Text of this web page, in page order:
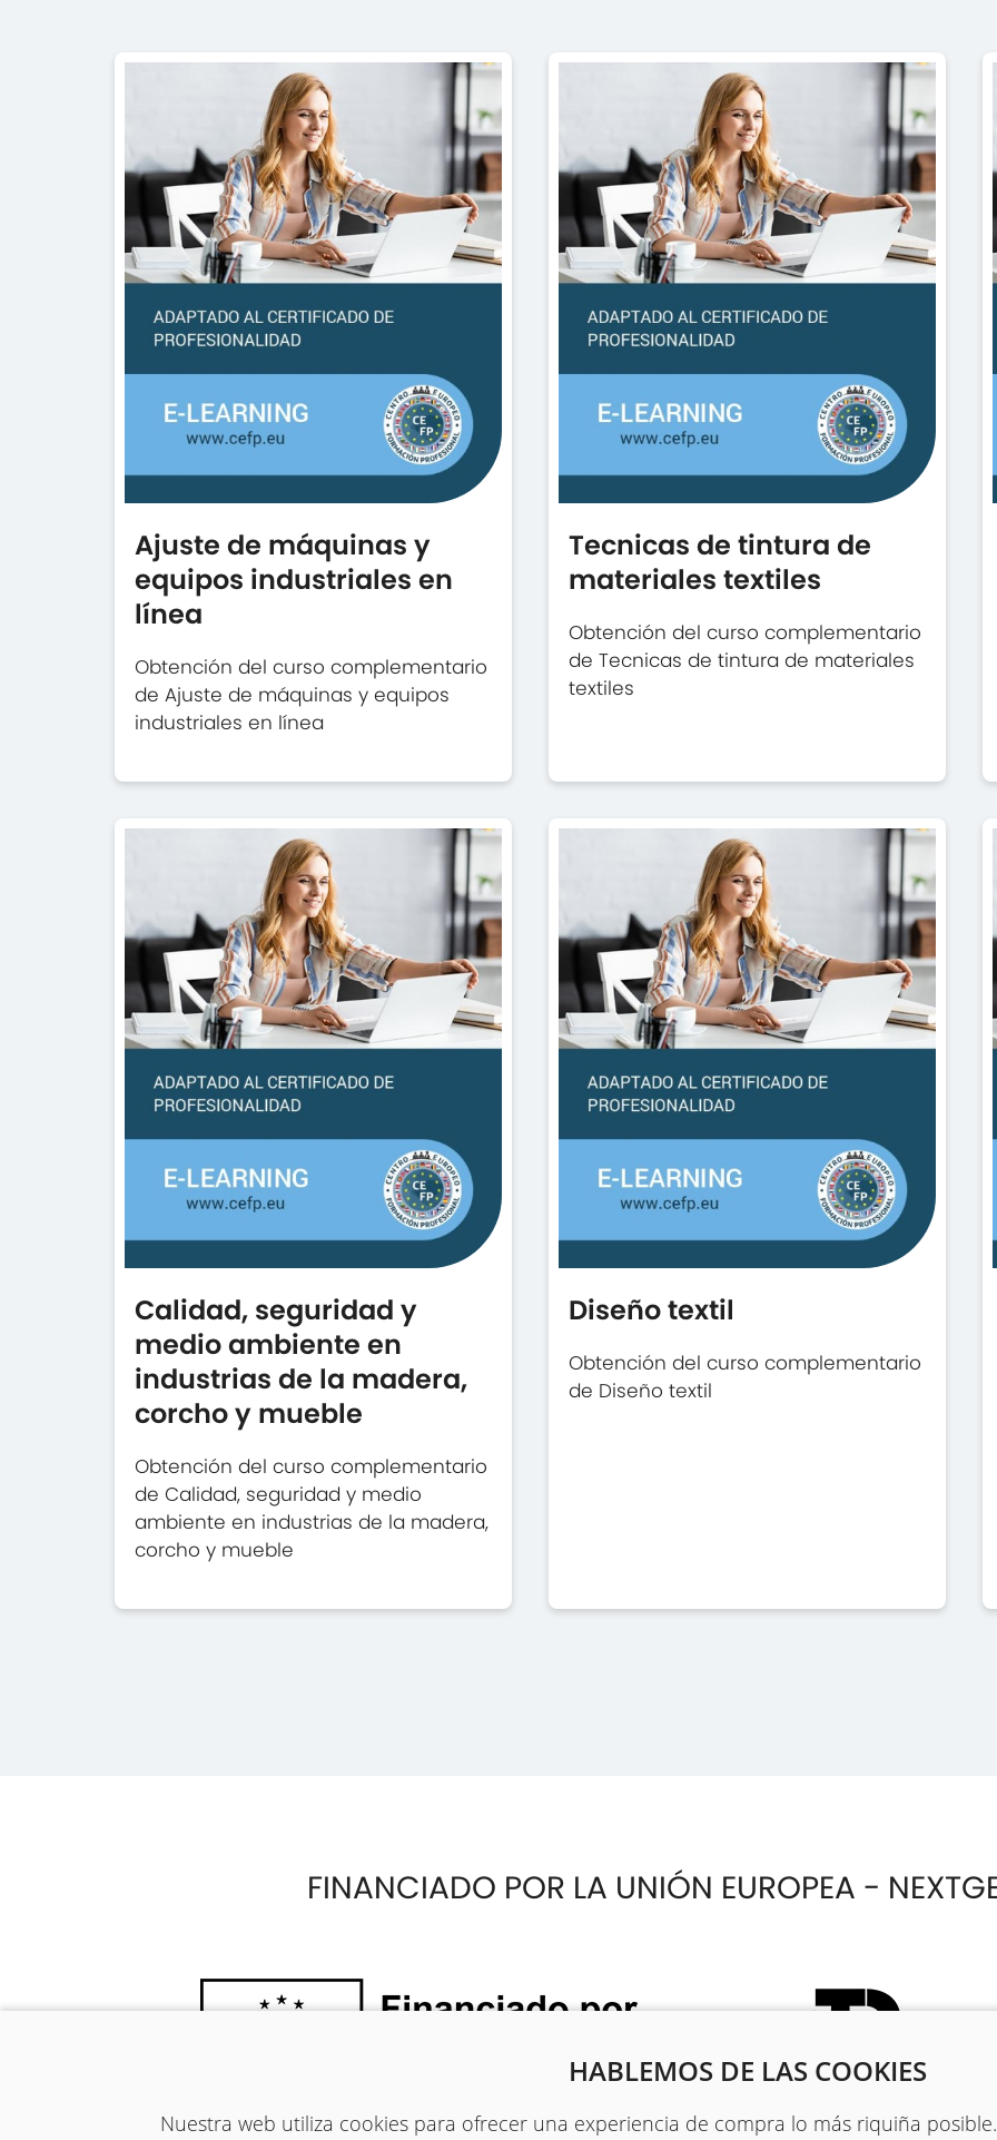
HABLEMOS DE LAS COOKIES
Nuestra web utiliza cookies para ofrecer una experiencia de compra lo más riquiña
Ajuste de máquinas y
equipos industriales en
línea
Obtención del curso complementario
de Ajuste de máquinas y equipos
industriales en línea
Tecnicas de tintura de
materiales textiles
Obtención del curso complementario
de Tecnicas de tintura de materiales
textiles
Calidad, seguridad y
medio ambiente en
industrias de la madera,
corcho y mueble
Obtención del curso complementario
de Calidad, seguridad y medio
ambiente en industrias de la madera,
corcho y mueble
Diseño textil
Obtención del curso complementario
de Diseño textil
FINANCIADO POR LA UNIÓN EUROPEA -